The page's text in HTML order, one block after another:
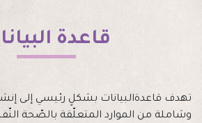
قاعدة
تهدف قاعدةالبيانات بشكلٍ رئيسي إلى
وشاملة من الموارد المتعلّقة بالصّحة